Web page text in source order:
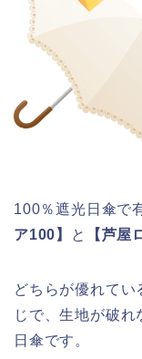
100％遮光日傘で
ア100】
と 【芦屋
どちらが優れてい
じで、生地が破
日傘です。